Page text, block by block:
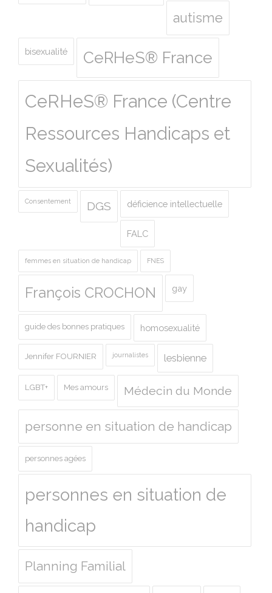
autisme
bisexualité CeRHeS® France
CeRHeS® France (Centre
Ressources Handicaps et
Sexualités)
Consentement DGS déficience intellectuelle
FALC
femmes en situation de handicap FNES
François CROCHON gay
guide des bonnes pratiques homosexualité
Jennifer FOURNIER journalistes lesbienne
LGBT+ Mes amours Médecin du Monde
personne en situation de handicap
personnes agées
personnes en situation de
handicap
Planning Familial